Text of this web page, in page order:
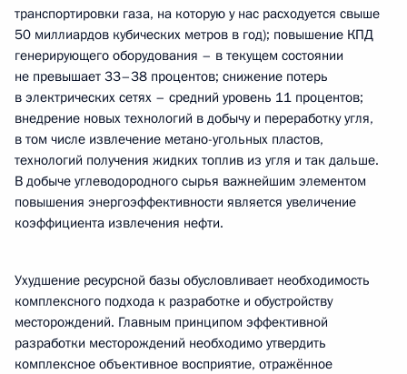
транспортировки газа, на которую у нас расходуется свыше
50 миллиардов кубических метров в год); повышение КПД
генерирующего оборудования – в текущем состоянии
не превышает 33–38 процентов; снижение потерь
в электрических сетях – средний уровень 11 процентов;
внедрение новых технологий в добычу и переработку угля,
в том числе извлечение метано-угольных пластов,
технологий получения жидких топлив из угля и так дальше.
В добыче углеводородного сырья важнейшим элементом
повышения энергоэффективности является увеличение
коэффициента извлечения нефти.
Ухудшение ресурсной базы обусловливает необходимость
комплексного подхода к разработке и обустройству
месторождений. Главным принципом эффективной
разработки месторождений необходимо утвердить
комплексное объективное восприятие, отражённое